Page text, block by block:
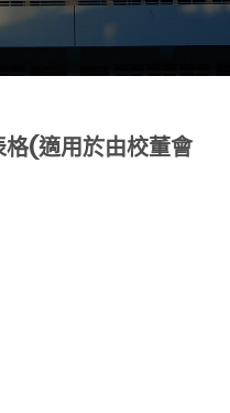
(適用於由校董會